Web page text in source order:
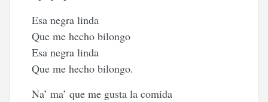
Esa negra linda
Que me hecho bilongo
Esa negra linda
Que me hecho bilongo.
Na’ ma’ que me gusta la comida